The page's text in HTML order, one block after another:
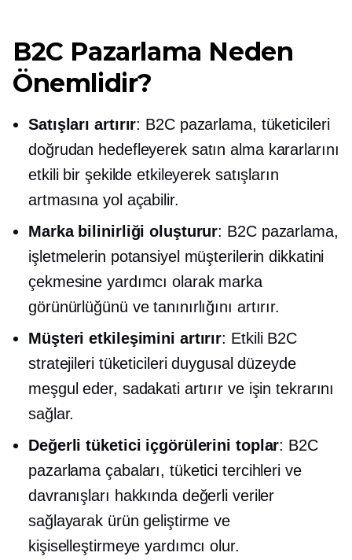
B2C Pazarlama Neden
Önemlidir?
Satışları artırır: B2C pazarlama, tüketicileri
doğrudan hedefleyerek satın alma kararlarını
etkili bir şekilde etkileyerek satışların
artmasına yol açabilir.
Marka bilinirliği oluşturur: B2C pazarlama,
işletmelerin potansiyel müşterilerin dikkatini
çekmesine yardımcı olarak marka
görünürlüğünü ve tanınırlığını artırır.
Müşteri etkileşimini artırır: Etkili B2C
stratejileri tüketicileri duygusal düzeyde
meşgul eder, sadakati artırır ve işin tekrarını
sağlar.
Değerli tüketici içgörülerini toplar: B2C
pazarlama çabaları, tüketici tercihleri ​​ve
davranışları hakkında değerli veriler
sağlayarak ürün geliştirme ve
kişiselleştirmeye yardımcı olur.